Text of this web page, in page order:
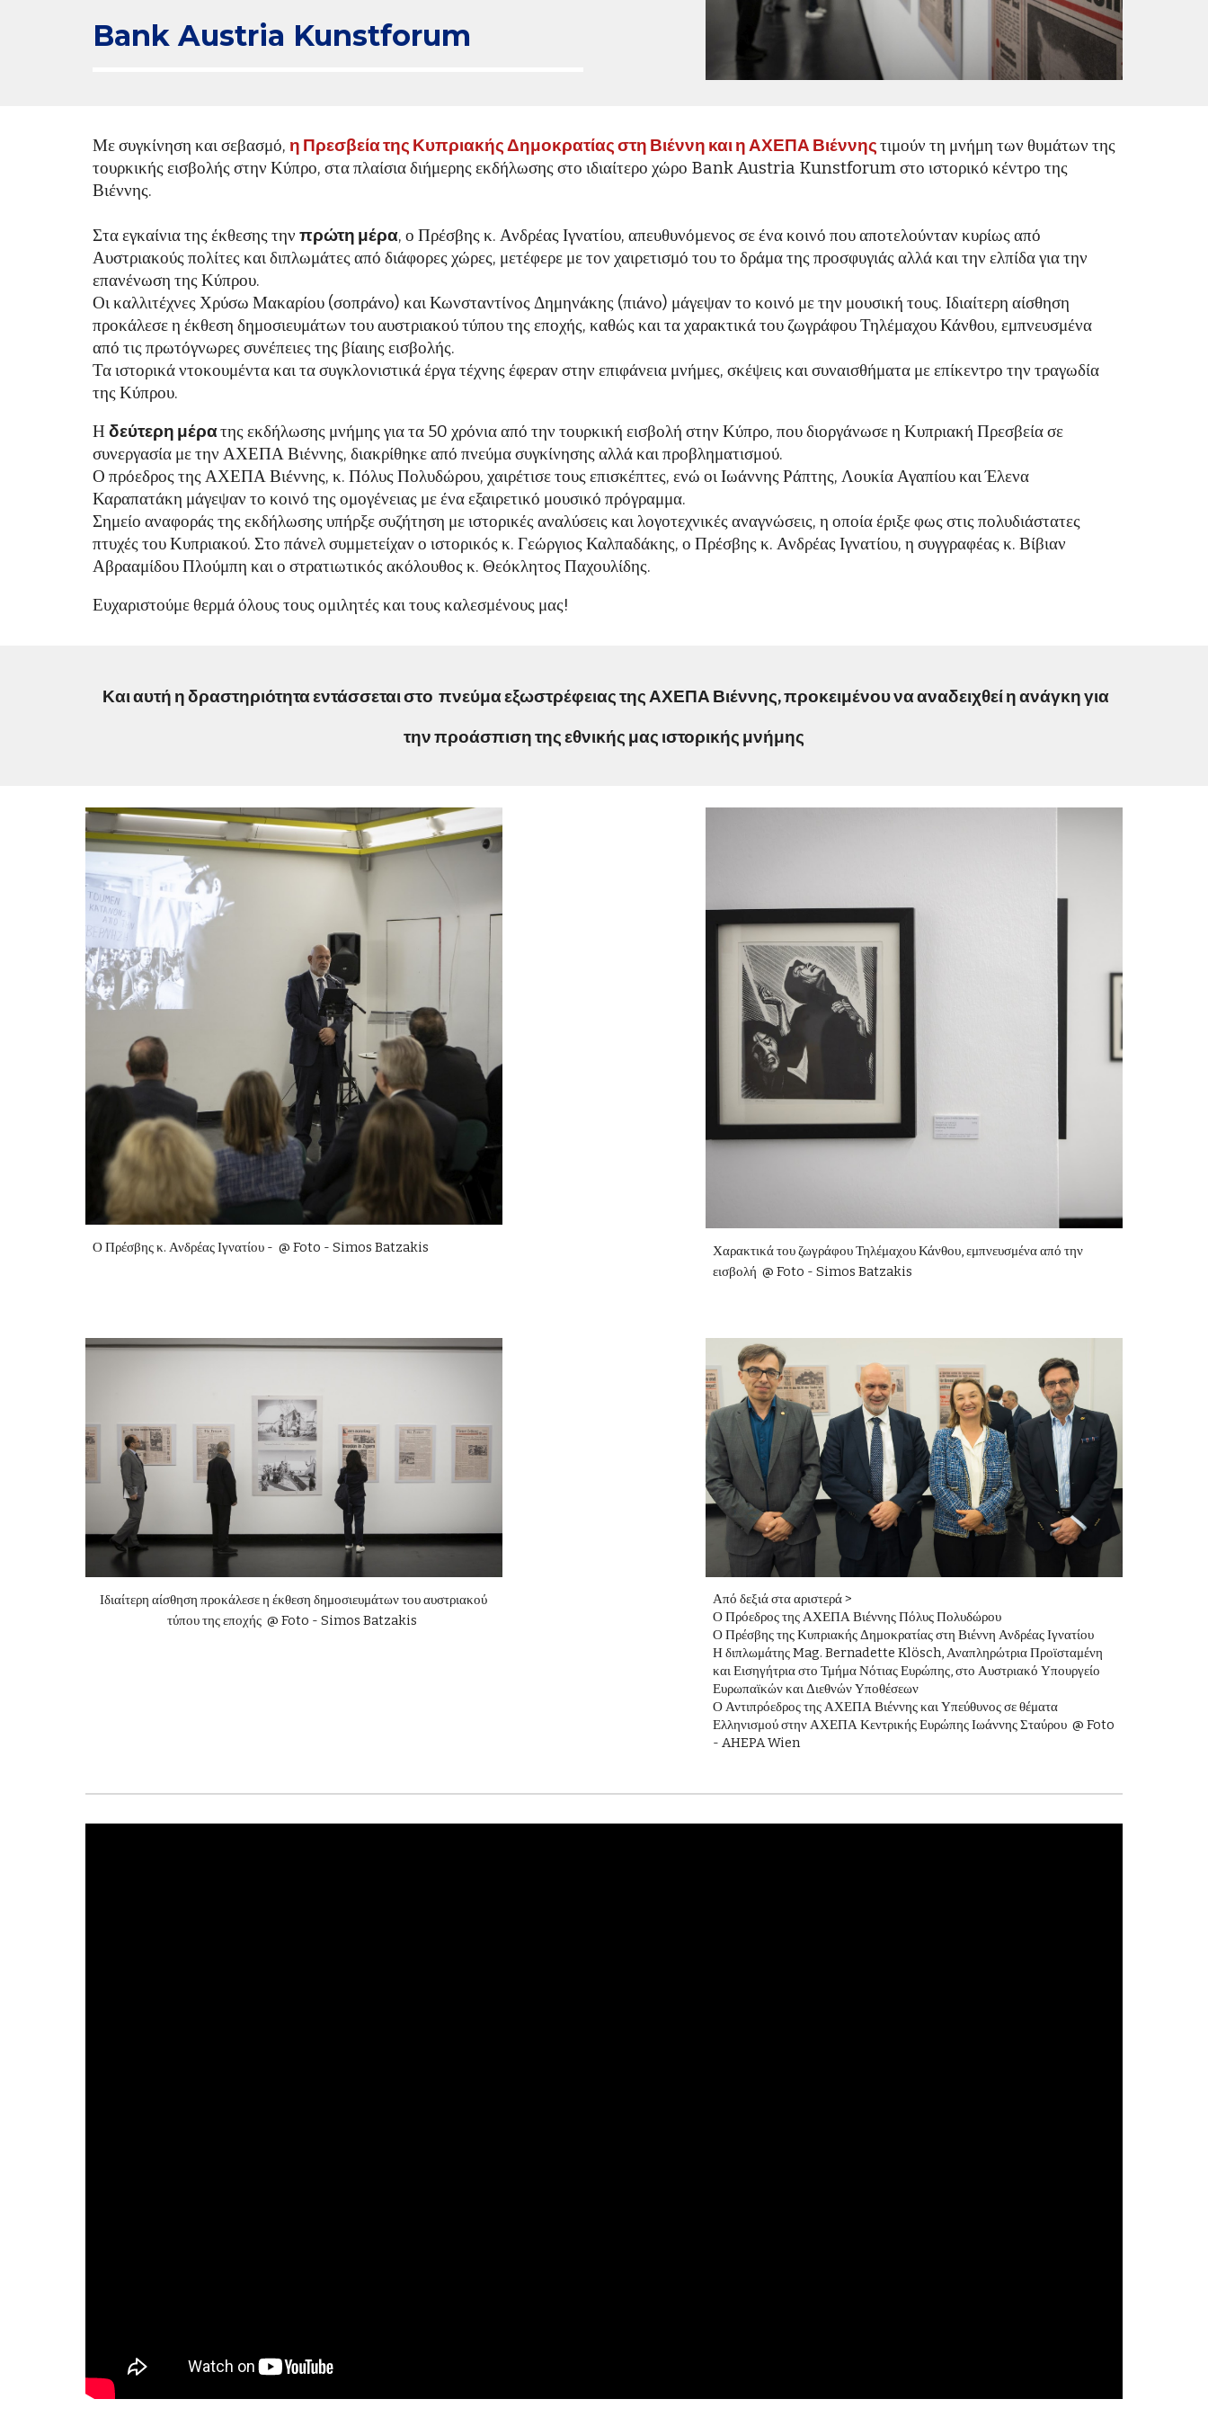
Bank Austria Kunstforum
Με συγκίνηση και σεβασμό, η Πρεσβεία της Κυπριακής Δημοκρατίας στη Βιέννη και η ΑΧΕΠΑ Βιέννηςτιμούν τη μνήμη των θυμάτων της
τουρκικής εισβολής στην Κύπρο, στα πλαίσια διήμερης εκδήλωσης στο ιδιαίτερο χώρο Bank Austria Kunstforum στο ιστορικό κέντρο της
Βιέννης.
Στα εγκαίνια της έκθεσης την πρώτη μέρα, ο Πρέσβης κ. Ανδρέας Ιγνατίου, απευθυνόμενος σε ένα κοινό που αποτελούνταν κυρίως από
Αυστριακούς πολίτες και διπλωμάτες από διάφορες χώρες, μετέφερε με τον χαιρετισμό του το δράμα της προσφυγιάς αλλά και την ελπίδα για την
επανένωση της Κύπρου.
Οι καλλιτέχνες Χρύσω Μακαρίου (σοπράνο) και Κωνσταντίνος Δημηνάκης (πιάνο) μάγεψαν το κοινό με την μουσική τους. Ιδιαίτερη αίσθηση
προκάλεσε η έκθεση δημοσιευμάτων του αυστριακού τύπου της εποχής, καθώς και τα χαρακτικά του ζωγράφου Τηλέμαχου Κάνθου, εμπνευσμένα
από τις πρωτόγνωρες συνέπειες της βίαιης εισβολής.
Τα ιστορικά ντοκουμέντα και τα συγκλονιστικά έργα τέχνης έφεραν στην επιφάνεια μνήμες, σκέψεις και συναισθήματα με επίκεντρο την τραγωδία
της Κύπρου.
Η δεύτερη μέρατης εκδήλωσης μνήμης για τα 50 χρόνια από την τουρκική εισβολή στην Κύπρο, που διοργάνωσε η Κυπριακή Πρεσβεία σε
συνεργασία με την ΑΧΕΠΑ Βιέννης, διακρίθηκε από πνεύμα συγκίνησης αλλά και προβληματισμού.
Ο πρόεδρος της ΑΧΕΠΑ Βιέννης, κ. Πόλυς Πολυδώρου, χαιρέτισε τους επισκέπτες, ενώ οι Ιωάννης Ράπτης, Λουκία Αγαπίου και Έλενα
Καραπατάκη μάγεψαν το κοινό της ομογένειας με ένα εξαιρετικό μουσικό πρόγραμμα.
Σημείο αναφοράς της εκδήλωσης υπήρξε συζήτηση με ιστορικές αναλύσεις και λογοτεχνικές αναγνώσεις, η οποία έριξε φως στις πολυδιάστατες
πτυχές του Κυπριακού. Στο πάνελ συμμετείχαν ο ιστορικός κ. Γεώργιος Καλπαδάκης, ο Πρέσβης κ. Ανδρέας Ιγνατίου, η συγγραφέας κ. Βίβιαν
Αβρααμίδου Πλούμπη και ο στρατιωτικός ακόλουθος κ. Θεόκλητος Παχουλίδης.
Ευχαριστούμε θερμά όλους τους ομιλητές και τους καλεσμένους μας!
Και αυτή η δραστηριότητα εντάσσεται στο πνεύμα εξωστρέφειας της ΑΧΕΠΑ Βιέννης, προκειμένου να αναδειχθεί η ανάγκη για
την προάσπιση της εθνικής μας ιστορικής μνήμης
Ο Πρέσβης κ. Ανδρέας Ιγνατίου - @ Foto - Simos Batzakis
Χαρακτικά του ζωγράφου Τηλέμαχου Κάνθου, εμπνευσμένα από την
εισβολή @ Foto - Simos Batzakis
Ιδιαίτερη αίσθηση προκάλεσε η έκθεση δημοσιευμάτων του αυστριακού
τύπου της εποχής @ Foto - Simos Batzakis
Από δεξιά στα αριστερά >
Ο Πρόεδρος της ΑΧΕΠΑ Βιέννης Πόλυς Πολυδώρου
Ο Πρέσβης της Κυπριακής Δημοκρατίας στη Βιέννη Ανδρέας Ιγνατίου
Η διπλωμάτης Mag. Bernadette Klösch, Αναπληρώτρια Προϊσταμένη
και Εισηγήτρια στο Τμήμα Νότιας Ευρώπης, στο Αυστριακό Υπουργείο
Ευρωπαϊκών και Διεθνών Υποθέσεων
Ο Αντιπρόεδρος της ΑΧΕΠΑ Βιέννης και Υπεύθυνος σε θέματα
Ελληνισμού στην ΑΧΕΠΑ Κεντρικής Ευρώπης Ιωάννης Σταύρου @ Foto
- AHEPA Wien